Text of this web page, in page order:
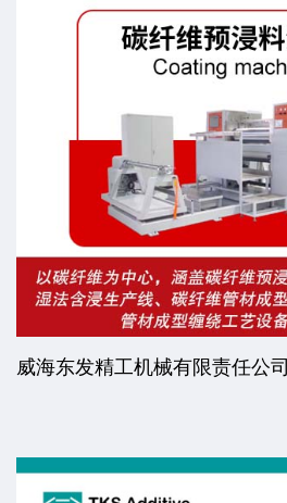
威海东发精工机械有限责任公司